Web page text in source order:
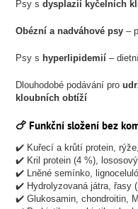
Psy sdysplazií kyčelních
Obézní a nadváhové psy –
Psy s hyperlipidemií –
Dlouhodobé podávání pro
kloubních obtíží
🍗 Funkční složení bez
✔️ Kuřecí a krůtí protein,
✔️ Kril protein (4 %),
✔️ Lněné semínko,
✔️ Hydrolyzovaná játra, řasy (
✔️ Glukosamin, chondroitin,